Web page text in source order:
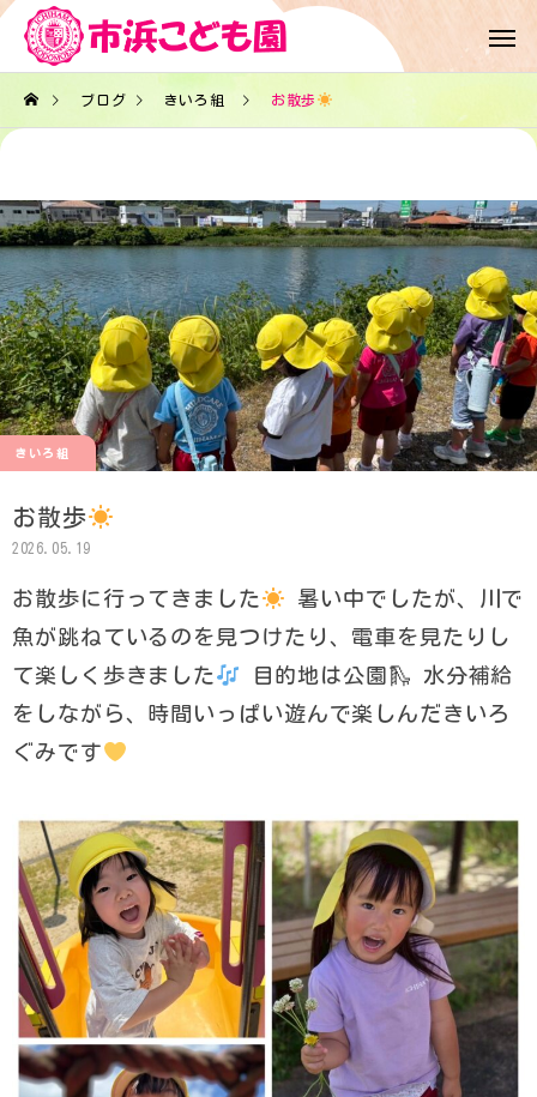
ブログ きいろ組 お散歩
きいろ組
お散歩
2026.05.19
お散歩に行ってきました
暑い中でしたが、川で
魚が跳ねているのを見つけたり、電車を見たりし
て楽しく歩きました
目的地は公園🛝 水分補給
をしながら、時間いっぱい遊んで楽しんだきいろ
ぐみです